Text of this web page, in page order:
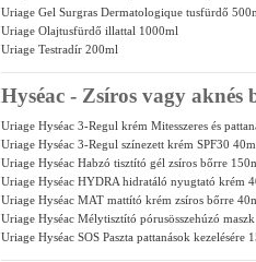
Uriage Gel Surgras Dermatologique tusfürdő
Uriage Olajtusfürdő illattal 1000ml
Uriage Testradír 200ml
Hyséac - Zsíros vagy aknés
Uriage Hyséac 3-Regul krém Mitesszeres és
Uriage Hyséac 3-Regul színezett krém SPF30
Uriage Hyséac Habzó tisztító gél zsíros bőrre
Uriage Hyséac HYDRA hidratáló nyugtató krém
Uriage Hyséac MAT mattító krém zsíros bőrre
Uriage Hyséac Mélytisztító pórusösszehúzó
Uriage Hyséac SOS Paszta pattanások kezelésére